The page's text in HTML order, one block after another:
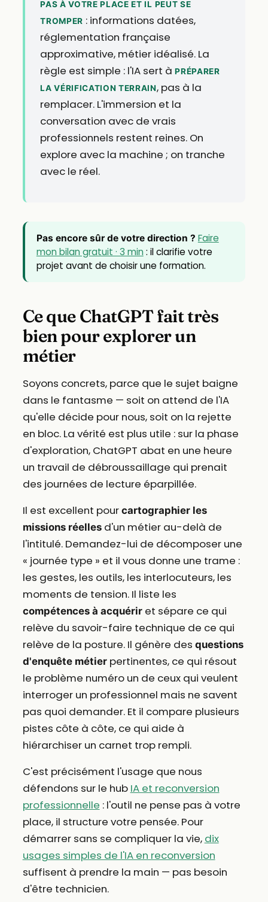
PAS À VOTRE PLACE ET IL PEUT SE
TROMPER : informations datées,
réglementation française
approximative, métier idéalisé. La
règle est simple : l'IA sert àPRÉPARER
LA VÉRIFICATION TERRAIN, pas à la
remplacer. L'immersion et la
conversation avec de vrais
professionnels restent reines. On
explore avec la machine ; on tranche
avec le réel.
Pas encore sûr de votre direction ? Faire
mon bilan gratuit · 3 min: il clarifie votre
projet avant de choisir une formation.
Ce que ChatGPT fait très
bien pour explorer un
métier
Soyons concrets, parce que le sujet baigne
dans le fantasme — soit on attend de l'IA
qu'elle décide pour nous, soit on la rejette
en bloc. La vérité est plus utile : sur la phase
d'exploration, ChatGPT abat en une heure
un travail de débroussaillage qui prenait
des journées de lecture éparpillée.
Il est excellent pour cartographier les
missions réellesd'un métier au-delà de
l'intitulé. Demandez-lui de décomposer une
« journée type » et il vous donne une trame :
les gestes, les outils, les interlocuteurs, les
moments de tension. Il liste les
compétences à acquériret sépare ce qui
relève du savoir-faire technique de ce qui
relève de la posture. Il génère des questions
d'enquête métierpertinentes, ce qui résout
le problème numéro un de ceux qui veulent
interroger un professionnel mais ne savent
pas quoi demander. Et il compare plusieurs
pistes côte à côte, ce qui aide à
hiérarchiser un carnet trop rempli.
C'est précisément l'usage que nous
défendons sur le hub IA et reconversion
professionnelle : l'outil ne pense pas à votre
place, il structure votre pensée. Pour
démarrer sans se compliquer la vie, dix
usages simples de l'IA en reconversion
suffisent à prendre la main — pas besoin
d'être technicien.